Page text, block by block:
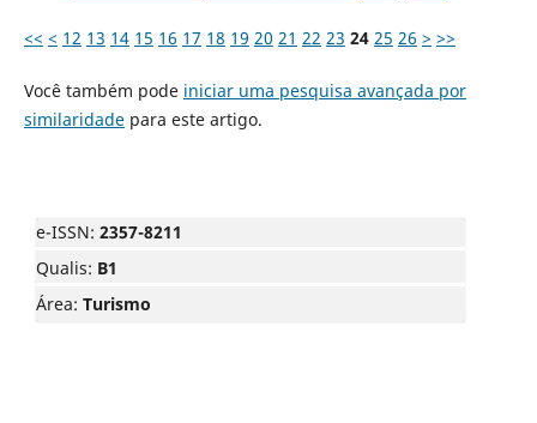
<< < 12 13 14 15 16 17 18 19 20 21 22 23 24 25 26 > >>
Você também pode iniciar uma pesquisa avançada por
similaridadepara este artigo.
e-ISSN: 2357-8211
Qualis: B1
Área: Turismo